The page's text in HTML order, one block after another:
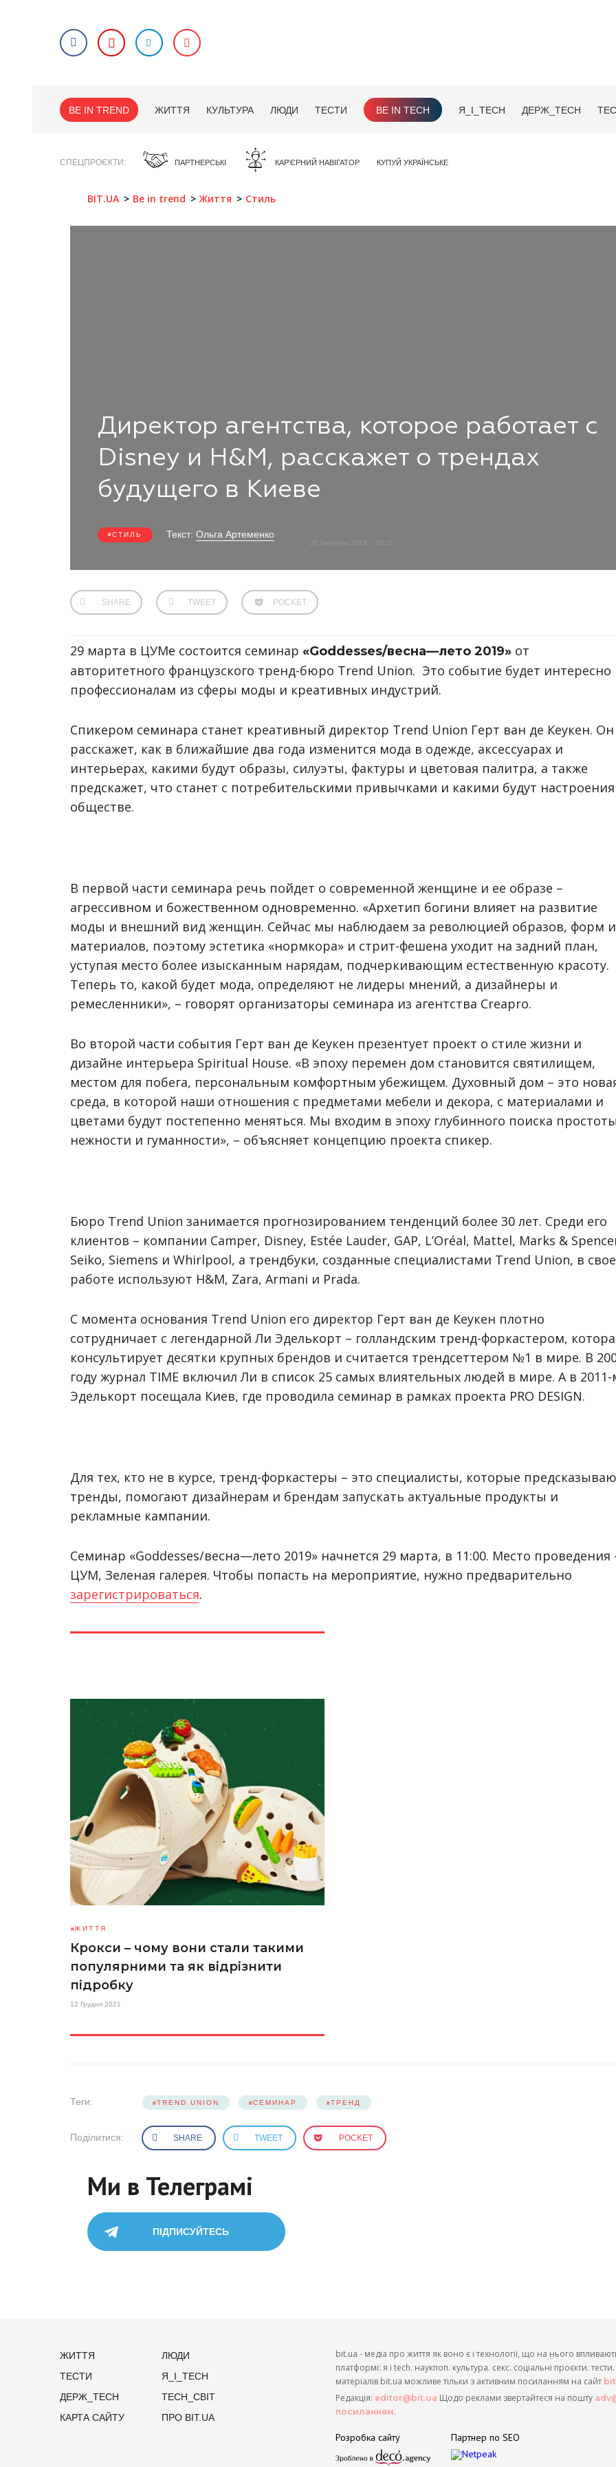
BE IN TREND ЖИТТЯ КУЛЬТУРА ЛЮДИ ТЕСТИ BE IN TECH Я_І_TECH ДЕРЖ_TECH
СПЕЦПРОЄКТИ ПАРТНЕРСЬКІ КАР'ЄРНИЙ НАВІГАТОР КУПУЙ УКРАЇНСЬКЕ
BIT.UA Be in trend Життя Стиль
Директор агентства, которое работает с
Disney и H&M, расскажет о трендах
будущего в Киеве
СТИЛЬ Текст: Ольга Артеменко
26 Березня 2018
SHARE TWEET POCKET
29 марта в ЦУМе состоится семинар «Goddesses/весна—лето 2019» от
авторитетного французского тренд-бюро Trend Union. Это событие будет интересно
профессионалам из сферы моды и креативных индустрий.
Спикером семинара станет креативный директор Trend Union Герт ван де Кеукен. Он
расскажет, как в ближайшие два года изменится мода в одежде, аксессуарах и
интерьерах, какими будут образы, силуэты, фактуры и цветовая палитра, а также
предскажет, что станет с потребительскими привычками и какими будут
обществе.
В первой части семинара речь пойдет о современной женщине и ее образе –
агрессивном и божественном одновременно. «Архетип богини влияет на развитие
моды и внешний вид женщин. Сейчас мы наблюдаем за революцией образов, форм и
материалов, поэтому эстетика «нормкора» и стрит-фешена уходит на задний план,
уступая место более изысканным нарядам, подчеркивающим естественную красоту.
Теперь то, какой будет мода, определяют не лидеры мнений, а дизайнеры и
ремесленники», – говорят организаторы семинара из агентства Creapro.
Во второй части события Герт ван де Кеукен презентует проект о стиле жизни и
дизайне интерьера Spiritual House. «В эпоху перемен дом становится святилищем,
местом для побега, персональным комфортным убежищем. Духовный дом – это
среда, в которой наши отношения с предметами мебели и декора, с материалами и
цветами будут постепенно меняться. Мы входим в эпоху глубинного поиска
нежности и гуманности», – объясняет концепцию проекта спикер.
Бюро Trend Union занимается прогнозированием тенденций более 30 лет. Среди его
клиентов – компании Camper, Disney, Estée Lauder, GAP, L’Oréal, Mattel, Marks &
Seiko, Siemens и Whirlpool, а трендбуки, созданные специалистами Trend Union, в
работе используют H&M, Zara, Armani и Prada.
С момента основания Trend Union его директор Герт ван де Кеукен плотно
сотрудничает с легендарной Ли Эделькорт – голландским тренд-форкастером,
консультирует десятки крупных брендов и считается трендсеттером №1 в мире. В
году журнал TIME включил Ли в список 25 самых влиятельных людей в мире. А в
Эделькорт посещала Киев, где проводила семинар в рамках проекта PRO DESIGN.
Для тех, кто не в курсе, тренд-форкастеры – это специалисты, которые
тренды, помогают дизайнерам и брендам запускать актуальные продукты и
рекламные кампании.
Семинар «Goddesses/весна—лето 2019» начнется 29 марта, в 11:00. Место проведения
ЦУМ, Зеленая галерея. Чтобы попасть на мероприятие, нужно предварительно
зарегистрироваться.
ЖИТТЯ
Крокси – чому вони стали такими
популярними та як відрізнити
підробку
12 Грудня 2021
Теги: TREND UNION СЕМИНАР ТРЕНД
Поділитися: SHARE TWEET POCKET
Ми в Телеграмі
ПІДПИСУЙТЕСЬ
ЖИТТЯ
ЛЮДИ
ТЕСТИ
Я_І_TECH
ДЕРЖ_TECH
TECH_СВІТ
КАРТА САЙТУ
ПРО BIT.UA
bit.ua - медіа про життя як воно є і технології, що на нього
платформі: я і tech. наукпоп. культура. секс. соціальні проєкти.
матеріалів bit.ua можливе тільки з активним посиланням на сайт
Редакція: editor@bit.ua Щодо реклами звертайтеся на пошту
посиланням.
Розробка сайту Партнер по SEO